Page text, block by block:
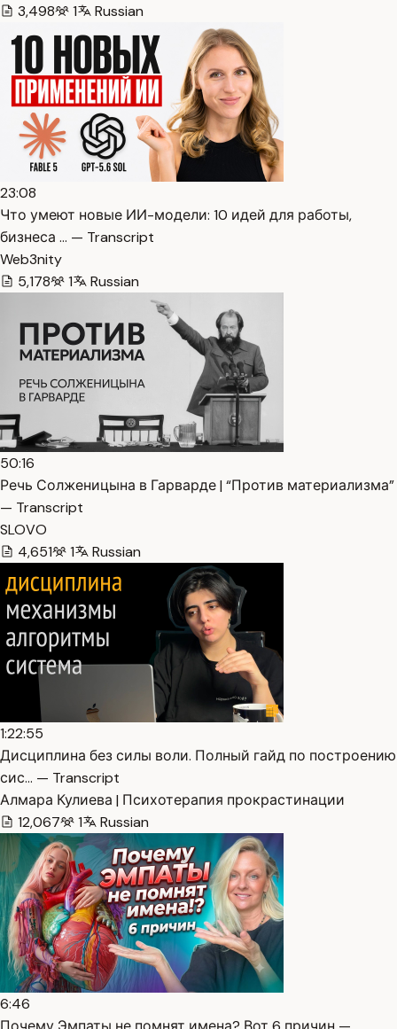
3,498
1 Russian
23:08
Что умеют новые ИИ-модели: 10 идей для работы,
бизнеса … — Transcript
Web3nity
5,178
1 Russian
50:16
Речь Солженицына в Гарварде | “Против материализма”
— Transcript
SLOVO
4,651
1 Russian
1:22:55
Дисциплина без силы воли. Полный гайд по построению
сис… — Transcript
Алмара Кулиева | Психотерапия прокрастинации
12,067
1 Russian
6:46